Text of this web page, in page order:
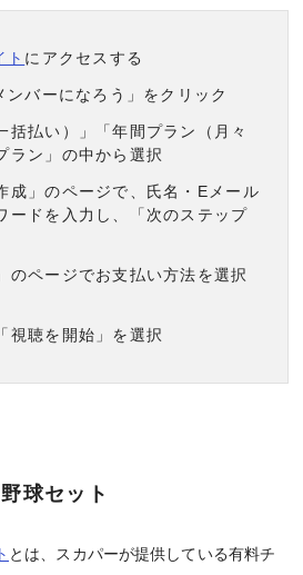
ト にアクセスする
ンバーになろう」をクリック
括払い）」「年間プラン（月々
ラン」の中から選択
成」のページで、氏名・Eメール
ードを入力し、「次のステップ
のページでお支払い方法を選択
視聴を開始」を選択
球セット
とは、スカパーが提供している有料チ